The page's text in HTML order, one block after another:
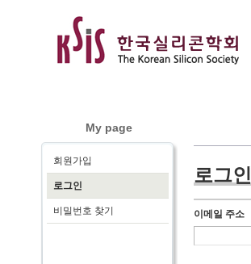
My page
회원가입
로그인
비밀번호 찾기
로그인
이메일 주소